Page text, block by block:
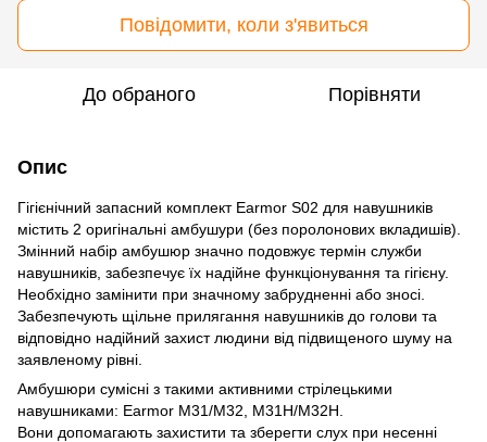
Повідомити, коли з'явиться
До обраного Порівняти
Опис
Гігієнічний запасний комплект Earmor S02 для навушників
містить 2 оригінальні амбушури (без поролонових вкладишів).
Змінний набір амбушюр значно подовжує термін служби
навушників, забезпечує їх надійне функціонування та гігієну.
Необхідно замінити при значному забрудненні або зносі.
Забезпечують щільне прилягання навушників до голови та
відповідно надійний захист людини від підвищеного шуму на
заявленому рівні.
Амбушюри сумісні з такими активними стрілецькими
навушниками: Earmor M31/M32, M31H/M32H.
Вони допомагають захистити та зберегти слух при несенні